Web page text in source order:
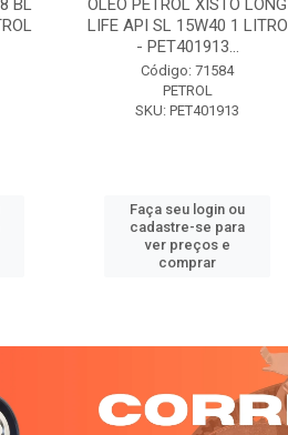
BL
OLEO PETROL XISTO LONG
LIFE API SL 15W40 1 LITRO
- PET401913...
Código: 71584
PETROL
SKU: PET401913
Faça seu login ou
cadastre-se para
ver preços e
comprar